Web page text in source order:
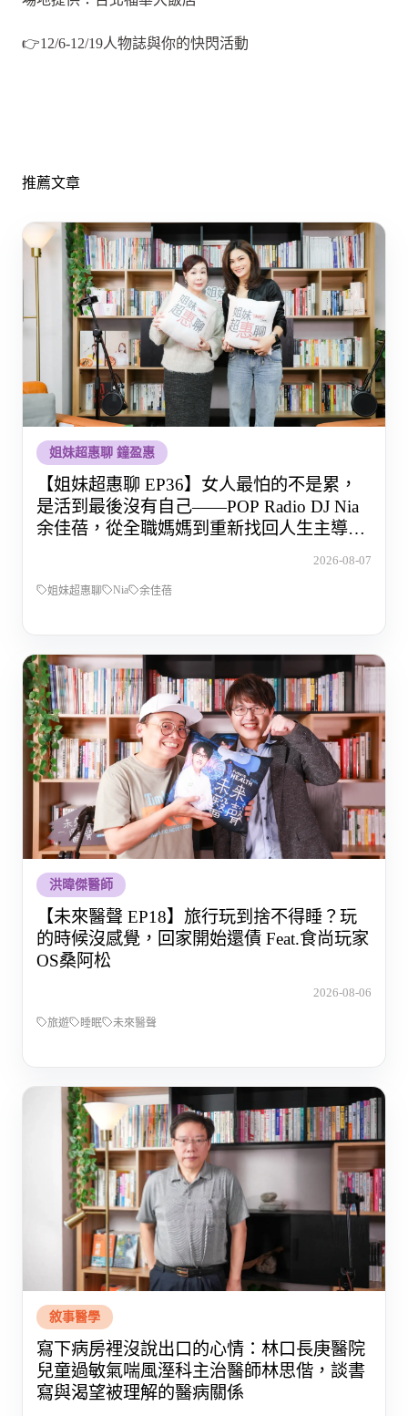
👉12/6-12/19人物誌與你的快閃活動
推薦文章
姐妹超惠聊 鐘盈惠
【姐妹超惠聊 EP36】女人最怕的不是累，
是活到最後沒有自己——POP Radio DJ Nia
余佳蓓，從全職媽媽到重新找回人生主導權
2026-08-07
姐妹超惠聊 Nia 余佳蓓
洪暐傑醫師
【未來醫聲 EP18】旅行玩到捨不得睡？玩
的時候沒感覺，回家開始還債 Feat.食尚玩家
OS桑阿松
2026-08-06
旅遊 睡眠 未來醫聲
敘事醫學
寫下病房裡沒說出口的心情：林口長庚醫院
兒童過敏氣喘風溼科主治醫師林思偕，談書
寫與渴望被理解的醫病關係